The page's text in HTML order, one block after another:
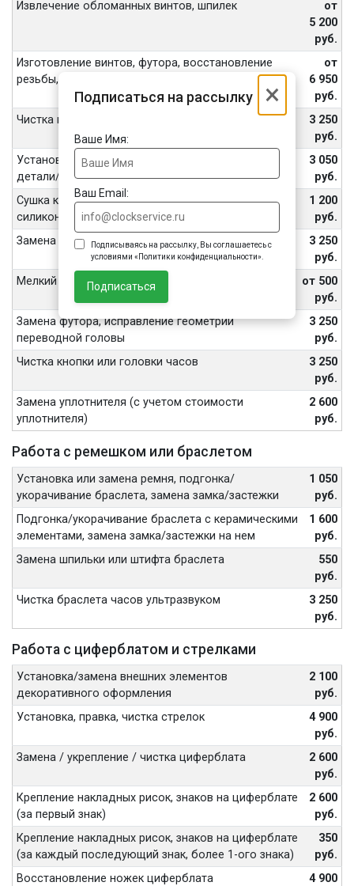
×
Подписаться на рассылку
Ваше Имя:
Ваш Email:
Подписываясь на рассылку, Вы соглашаетесь с
условиями «Политики конфиденциальности».
Подписаться
Извлечение обломанных винтов, шпилек
от
5 200
руб.
Изготовление винтов, футора, восстановление
резьбы, внутренних частей переводной головы
от
6 950
руб.
Чистка корпуса часов ультразвуком
3 250
руб.
Установка или замена ранта, одной декоративной
детали/задней крышки/винтов
3 050
руб.
Сушка корпуса, механизма, герметизация
силиконом (без разборки механизма)
1 200
руб.
Замена переводной головки, кнопки, вала
3 250
руб.
Мелкий ремонт
от 500
руб.
Замена футора, исправление геометрии
переводной головы
3 250
руб.
Чистка кнопки или головки часов
3 250
руб.
Замена уплотнителя (с учетом стоимости
уплотнителя)
2 600
руб.
Работа с ремешком или браслетом
Установка или замена ремня, подгонка/
укорачивание браслета, замена замка/застежки
1 050
руб.
Подгонка/укорачивание браслета с керамическими
элементами, замена замка/застежки на нем
1 600
руб.
Замена шпильки или штифта браслета
550
руб.
Чистка браслета часов ультразвуком
3 250
руб.
Работа с циферблатом и стрелками
Установка/замена внешних элементов
декоративного оформления
2 100
руб.
Установка, правка, чистка стрелок
4 900
руб.
Замена / укрепление / чистка циферблата
2 600
руб.
Крепление накладных рисок, знаков на циферблате
(за первый знак)
2 600
руб.
Крепление накладных рисок, знаков на циферблате
(за каждый последующий знак, более 1-ого знака)
350
руб.
Восстановление ножек циферблата
4 900